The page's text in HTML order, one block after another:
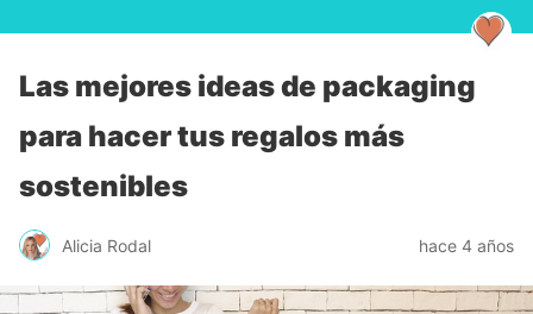
Las mejores ideas de packaging
para hacer tus regalos más
sostenibles
Alicia Rodal hace 4 años